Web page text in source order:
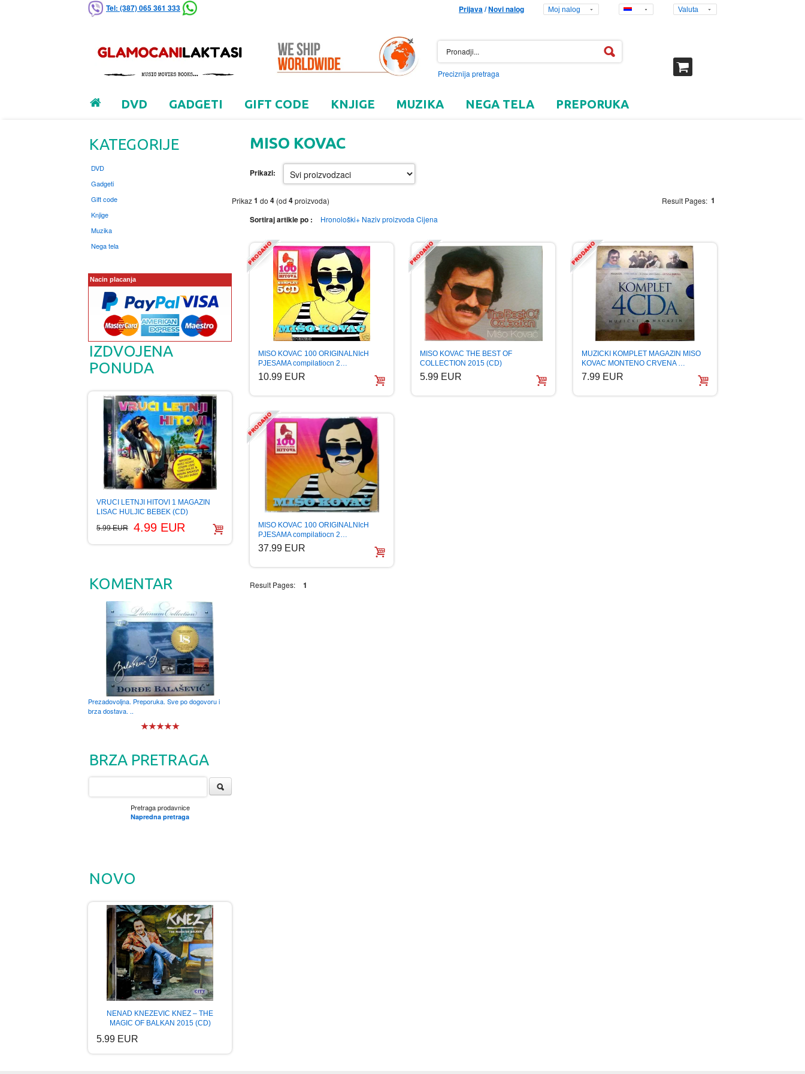
Tel: (387) 065 361 333 Prijava/Novi nalog Moj nalog Valuta
Preciznija pretraga
DVD GADGETI GIFT CODE KNJIGE MUZIKA NEGA TELA PREPORUKA
MISO KOVAC
Prikazi:
Result Pages: 1
Prikaz1 do 4 (od 4proizvoda)
Sortiraj artikle po : Hronološki+ Naziv proizvoda Cijena
MISO KOVAC 100 ORIGINALNIcH
PJESAMA compilatiocn 2…
10.99 EUR
MISO KOVAC THE BEST OF
COLLECTION 2015 (CD)
5.99 EUR
MUZICKI KOMPLET MAGAZIN MISO
KOVAC MONTENO CRVENA …
7.99 EUR
MISO KOVAC 100 ORIGINALNIcH
PJESAMA compilatiocn 2…
37.99 EUR
Result Pages: 1
KATEGORIJE
DVD
Gadgeti
Gift code
Knjige
Muzika
Nega tela
Nacin placanja
IZDVOJENA
PONUDA
VRUCI LETNJI HITOVI 1 MAGAZIN
LISAC HULJIC BEBEK (CD)
5.99 EUR
4.99 EUR
KOMENTAR
Prezadovoljna. Preporuka. Sve po dogovoru i
brza dostava. ..
BRZA PRETRAGA
Pretraga prodavnice
Napredna pretraga
NOVO
NENAD KNEZEVIC KNEZ – THE
MAGIC OF BALKAN 2015 (CD)
5.99 EUR